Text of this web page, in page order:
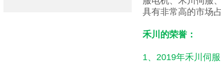
具有非常高的市场
禾川的荣誉：
1、2019年禾川伺